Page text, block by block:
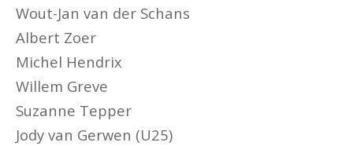
Wout-Jan van der Schans
Albert Zoer
Michel Hendrix
Willem Greve
Suzanne Tepper
Jody van Gerwen (U25)